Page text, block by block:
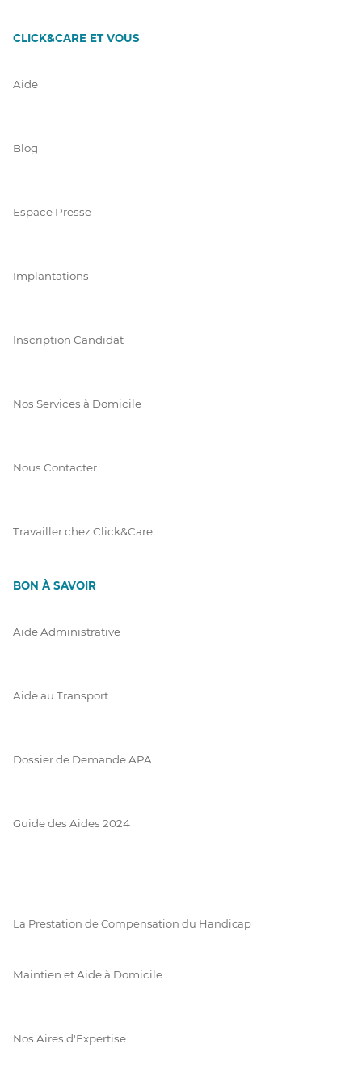
CLICK&CARE ET VOUS
Aide
Blog
Espace Presse
Implantations
Inscription Candidat
Nos Services à Domicile
Nous Contacter
Travailler chez Click&Care
BON À SAVOIR
Aide Administrative
Aide au Transport
Dossier de Demande APA
Guide des Aides 2024
La Prestation de Compensation du Handicap
Maintien et Aide à Domicile
Nos Aires d'Expertise